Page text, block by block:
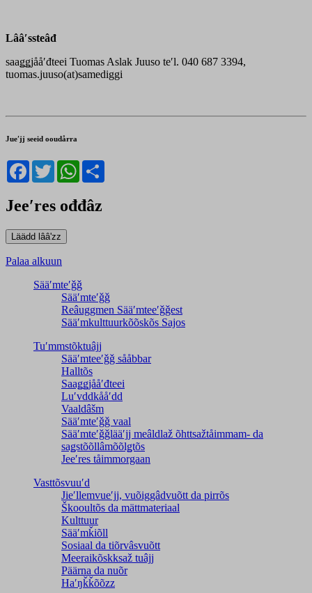
Lââʹssteâđ
saaǥǥjååʹđteei Tuomas Aslak Juuso teʹl. 040 687 3394,
tuomas.juuso(at)samediggi
Jueʹjj seeid ooudårra
Facebook
TwitterWhatsApp
Jeeʹres ođđâz
Palaa alkuun
Sääʹmteʹǧǧ
Sääʹmteʹǧǧ
Reâuggmen Sääʹmteeʹǧǧest
Sääʹmkulttuurkõõskõs Sajos
Tuʹmmstõktuâjj
Sääʹmteeʹǧǧ sååbbar
Halltõs
Saaǥǥjååʹđteei
Luʹvddkååʹdd
Vaaldâšm
Sääʹmteʹǧǧ vaal
Sääʹmteʹǧǧlääʹjj meâldlaž õhttsažtåimmam- da
saǥstõõllâmõõlǥtõs
Jeeʹres tåimmorgaan
Vasttõsvuuʹd
Jieʹllemvueʹjj, vuõiggâdvuõtt da pirrõs
Škooultõs da mättmateriaal
Kulttuur
Sääʹmǩiõll
Sosiaal da tiõrvâsvuõtt
Meeraikõskksaž tuâjj
Päärna da nuõr
Haʹŋǩǩõõzz